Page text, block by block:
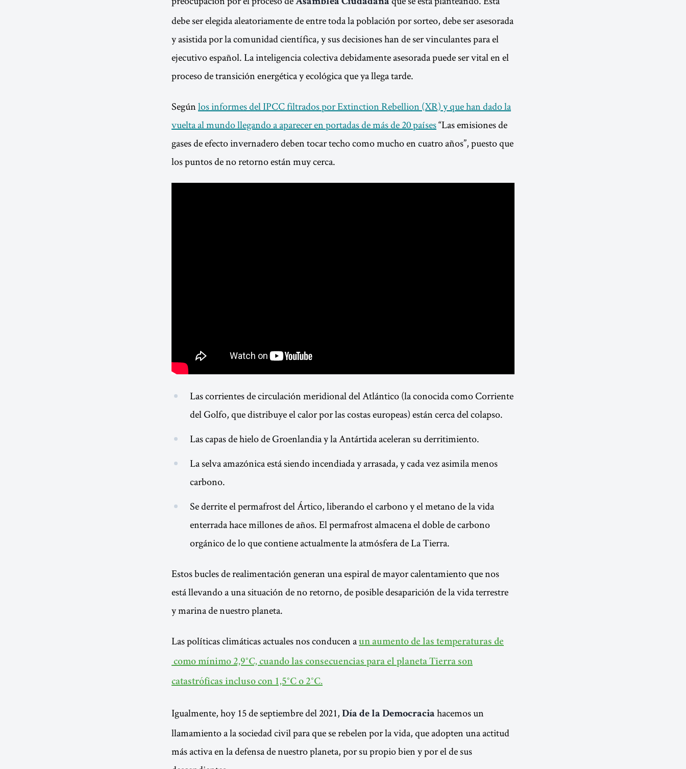
Asamblea Ciudadana
debe ser elegida aleatoriamente de entre toda la población por sorteo, debe ser asesorada
y asistida por la comunidad científica, y sus decisiones han de ser vinculantes para el
ejecutivo español. La inteligencia colectiva debidamente asesorada puede ser vital en el
proceso de transición energética y ecológica que ya llega tarde.
Segúnlos informes del IPCC filtrados por Extinction Rebellion (XR) y que han dado la
vuelta al mundo llegando a aparecer en portadas de más de 20 países“Las emisiones de
gases de efecto invernadero deben tocar techo como mucho en cuatro años”, puesto que
los puntos de no retorno están muy cerca.
Las corrientes de circulación meridional del Atlántico (la conocida como Corriente
del Golfo, que distribuye el calor por las costas europeas) están cerca del colapso.
Las capas de hielo de Groenlandia y la Antártida aceleran su derritimiento.
La selva amazónica está siendo incendiada y arrasada, y cada vez asimila menos
carbono.
Se derrite el permafrost del Ártico, liberando el carbono y el metano de la vida
enterrada hace millones de años. El permafrost almacena el doble de carbono
orgánico de lo que contiene actualmente la atmósfera de La Tierra.
Estos bucles de realimentación generan una espiral de mayor calentamiento que nos
está llevando a una situación de no retorno, de posible desaparición de la vida terrestre
y marina de nuestro planeta.
Las políticas climáticas actuales nos conducen a un aumento de las temperaturas de
como mínimo 2,9°C, cuando las consecuencias para el planeta Tierra son
catastróficas incluso con 1,5°C o 2°C.
Igualmente, hoy 15 de septiembre del 2021, Día de la Democracia hacemos un
llamamiento a la sociedad civil para que se rebelen por la vida, que adopten una actitud
más activa en la defensa de nuestro planeta, por su propio bien y por el de sus